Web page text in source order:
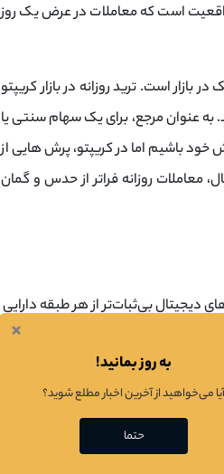
است که معاملات در عرض یک روز
است. ترید روزانه در بازار کریپتو
به عنوان مرجع، برای یک سهام سنتی یا
که طی یک روز شاهد جهش 10 درصدی ارزش خود باشیم اما در کریپتو، پرش هایی از
معاملات روزانه فراتر از حدس و گمان
دیجیتال بی‌ثبات‌تر از هر طبقه دارایی
تحلیل کنید، بازار کریپتو می تواند
به جای خرید، نگه داشتن (
×
به روز بمانید!
آیا می‌خواهید از آخرین اخبار مطلع شوید؟
حتما